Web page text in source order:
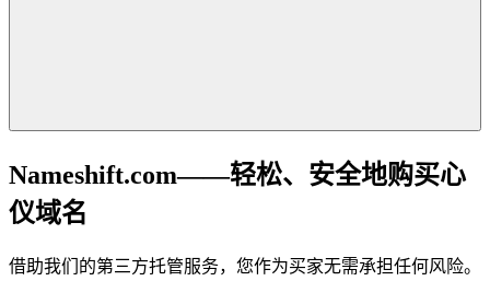
Nameshift.com——轻松、安全地购买心
仪域名
借助我们的第三方托管服务，您作为买家无需承担任何风险。